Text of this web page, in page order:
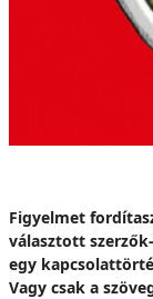
Figyelmet
választott
egy
Vagy csak a